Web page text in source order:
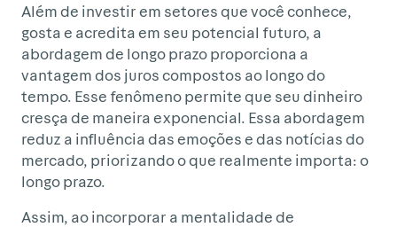
Além de investir em setores que você conhece,
gosta e acredita em seu potencial futuro, a
abordagem de longo prazo proporciona a
vantagem dos juros compostos ao longo do
tempo. Esse fenômeno permite que seu dinheiro
cresça de maneira exponencial. Essa abordagem
reduz a influência das emoções e das notícias do
mercado, priorizando o que realmente importa: o
longo prazo.
Assim, ao incorporar a mentalidade de